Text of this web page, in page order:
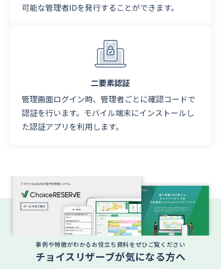
可能な管理者IDを発行することができます。
二要素認証
管理画面ログイン時、管理者ごとに確認コードで
認証を行います。モバイル端末にインストールし
た認証アプリを利用します。
事例や特徴がわかるお役立ち資料をぜひご覧ください
チョイスリザーブが気になる方へ